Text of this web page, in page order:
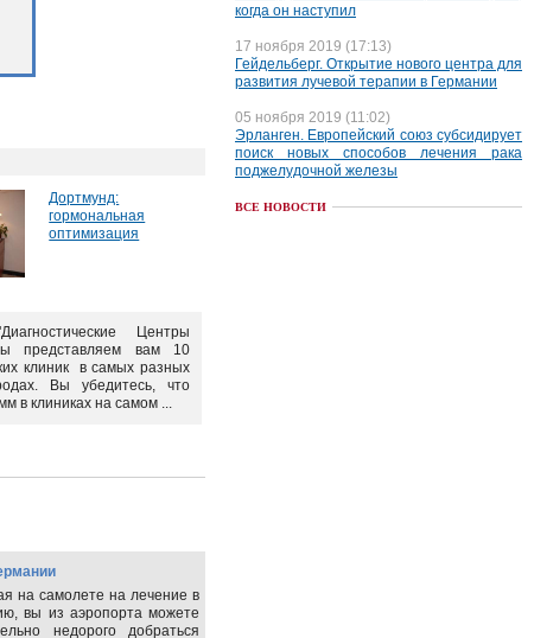
Дортмунд:
гормональная
оптимизация
Центры
представляем вам 10
клиник в самых разных
Вы убедитесь, что
в клиниках на самом ...
на самолете на лечение в
вы из аэропорта можете
недорого добраться
когда он наступил
17 ноября 2019 (17:13)
Гейдельберг. Открытие нового центра для
развития лучевой терапии в Германии
05 ноября 2019 (11:02)
Эрланген. Европейский союз субсидирует
поиск новых способов лечения рака
поджелудочной железы
ВСЕ НОВОСТИ